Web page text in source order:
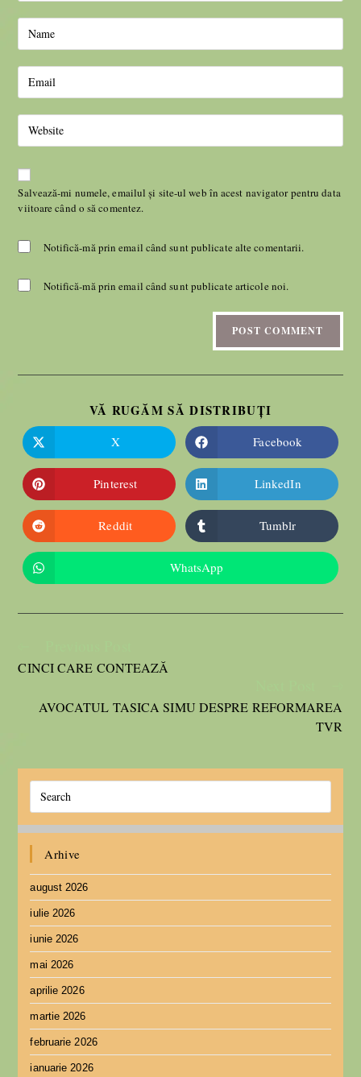
Salvează-mi numele, emailul și site-ul web în acest navigator pentru data
viitoare când o să comentez.
Notifică-mă prin email când sunt publicate alte comentarii.
Notifică-mă prin email când sunt publicate articole noi.
VĂ RUGĂM SĂ DISTRIBUȚI
X Facebook
Pinterest LinkedIn
Reddit Tumblr
WhatsApp
CINCI CARE CONTEAZĂ
AVOCATUL TASICA SIMU DESPRE REFORMAREA
TVR
Arhive
august 2026
iulie 2026
iunie 2026
mai 2026
aprilie 2026
martie 2026
februarie 2026
ianuarie 2026